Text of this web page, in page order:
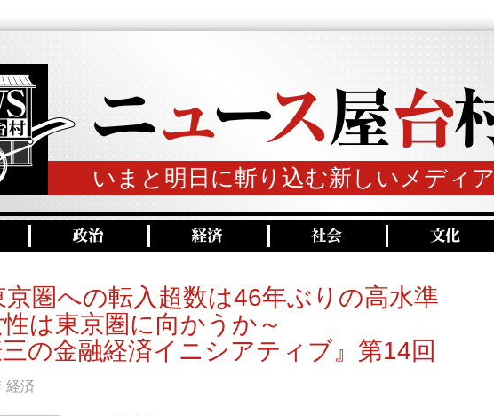
いまと明日に斬り込む新しいメディア
京圏への転入超数は46年ぶりの高水準
は東京圏に向かうか～
三の金融経済イニシアティブ』第14回
経済